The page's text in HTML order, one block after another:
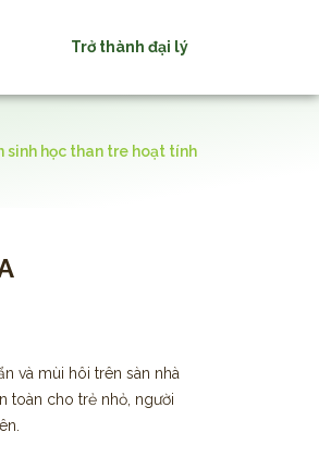
Trở thành đại lý
sinh học than tre hoạt tính
và mùi hôi trên sàn nhà
toàn cho trẻ nhỏ, người